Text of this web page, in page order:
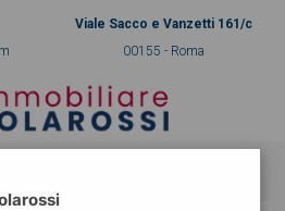
Viale Sacco e Vanzetti 161/c
00155 - Roma